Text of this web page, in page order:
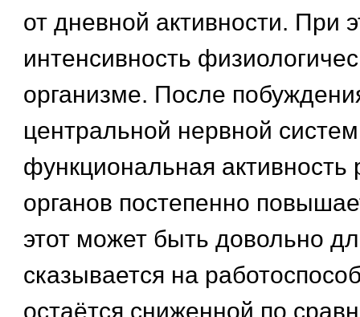
от дневной активности. При
интенсивность
организме. После
центральной нервной
функциональная активность
органов постепенно
этот может быть довольно
сказывается на
остаётся сниженной по